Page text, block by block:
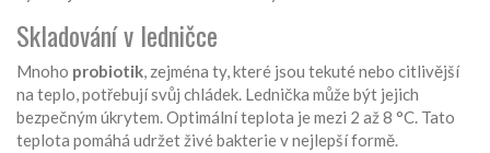
Skladování v ledničce
Mnoho probiotik, zejména ty, které jsou tekuté nebo citlivější
na teplo, potřebují svůj chládek. Lednička může být jejich
bezpečným úkrytem. Optimální teplota je mezi 2 až 8 °C. Tato
teplota pomáhá udržet živé bakterie v nejlepší formě.